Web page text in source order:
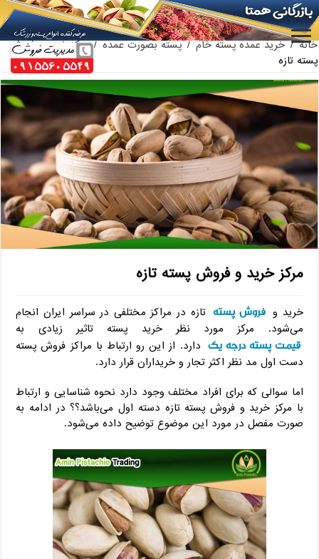
ارائه کننده بهترین پسته کله قوچی سیرجان
بازار فروش پسته فندقی اعلا
خانه / خرید عمده پسته خام / پسته بصورت عمده / مرکز خرید و فروش
پسته تازه
مرکز خرید و فروش پسته تازه
خرید و فروش پسته تازه در مراکز مختلفی در سراسر ایران انجام
می‌شود. مرکز مورد نظر خرید پسته تاثیر زیادی به
قیمت پسته درجه یک دارد. از این رو ارتباط با مراکز فروش پسته
دست اول مد نظر اکثر تجار و خریداران قرار دارد.
اما سوالی که برای افراد مختلف وجود دارد نحوه شناسایی و ارتباط
با مرکز خرید و فروش پسته تازه دسته اول می‌باشد؟؟ در ادامه به
صورت مفصل در مورد این موضوع توضیح داده می‌شود.